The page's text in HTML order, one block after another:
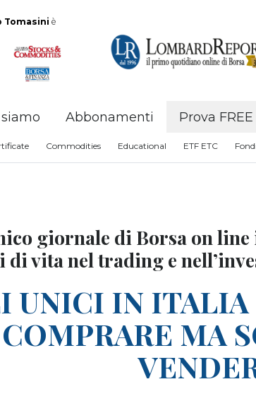
Tomasini è
Abbonamenti Prova FREE
Commodities Educational ETF ETC
giornale di Borsa on
di vita nel trading e
UNICI IN
MA